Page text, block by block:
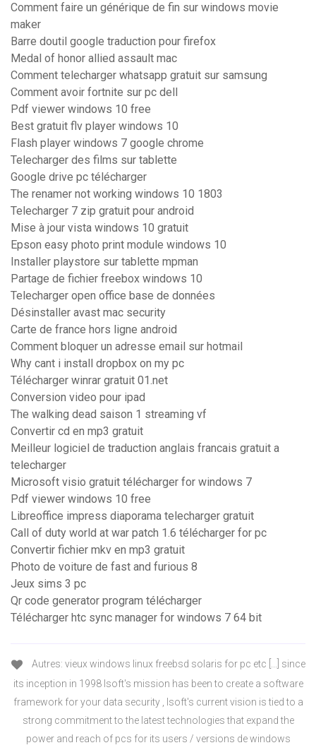
Comment faire un générique de fin sur windows movie
maker
Barre doutil google traduction pour firefox
Medal of honor allied assault mac
Comment telecharger whatsapp gratuit sur samsung
Comment avoir fortnite sur pc dell
Pdf viewer windows 10 free
Best gratuit flv player windows 10
Flash player windows 7 google chrome
Telecharger des films sur tablette
Google drive pc télécharger
The renamer not working windows 10 1803
Telecharger 7 zip gratuit pour android
Mise à jour vista windows 10 gratuit
Epson easy photo print module windows 10
Installer playstore sur tablette mpman
Partage de fichier freebox windows 10
Telecharger open office base de données
Désinstaller avast mac security
Carte de france hors ligne android
Comment bloquer un adresse email sur hotmail
Why cant i install dropbox on my pc
Télécharger winrar gratuit 01.net
Conversion video pour ipad
The walking dead saison 1 streaming vf
Convertir cd en mp3 gratuit
Meilleur logiciel de traduction anglais francais gratuit a
telecharger
Microsoft visio gratuit télécharger for windows 7
Pdf viewer windows 10 free
Libreoffice impress diaporama telecharger gratuit
Call of duty world at war patch 1.6 télécharger for pc
Convertir fichier mkv en mp3 gratuit
Photo de voiture de fast and furious 8
Jeux sims 3 pc
Qr code generator program télécharger
Télécharger htc sync manager for windows 7 64 bit
Autres: vieux windows linux freebsd solaris for pc etc [...] since
its inception in 1998 lsoft's mission has been to create a software
framework for your data security , lsoft's current vision is tied to a
strong commitment to the latest technologies that expand the
power and reach of pcs for its users / versions de windows